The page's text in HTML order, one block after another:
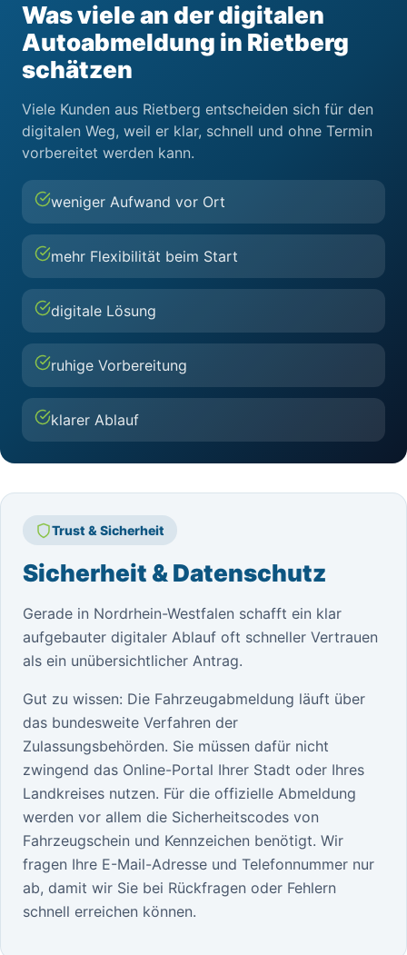
Was viele an der digitalen
Autoabmeldung in Rietberg
schätzen
Viele Kunden aus Rietberg entscheiden sich für den
digitalen Weg, weil er klar, schnell und ohne Termin
vorbereitet werden kann.
weniger Aufwand vor Ort
mehr Flexibilität beim Start
digitale Lösung
ruhige Vorbereitung
klarer Ablauf
Trust & Sicherheit
Sicherheit & Datenschutz
Gerade in Nordrhein-Westfalen schafft ein klar
aufgebauter digitaler Ablauf oft schneller Vertrauen
als ein unübersichtlicher Antrag.
Gut zu wissen: Die Fahrzeugabmeldung läuft über
das bundesweite Verfahren der
Zulassungsbehörden. Sie müssen dafür nicht
zwingend das Online-Portal Ihrer Stadt oder Ihres
Landkreises nutzen. Für die offizielle Abmeldung
werden vor allem die Sicherheitscodes von
Fahrzeugschein und Kennzeichen benötigt. Wir
fragen Ihre E-Mail-Adresse und Telefonnummer nur
ab, damit wir Sie bei Rückfragen oder Fehlern
schnell erreichen können.